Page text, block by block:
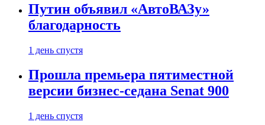
Путин объявил «АвтоВАЗу»
благодарность
1 день спустя
Прошла премьера пятиместной
версии бизнес-седана Senat 900
1 день спустя